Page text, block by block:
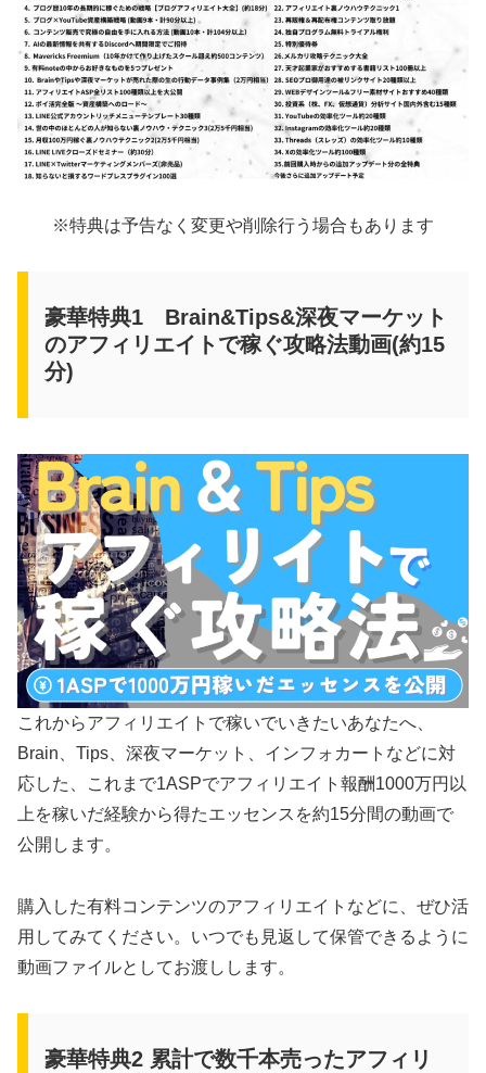
※特典は予告なく変更や削除行う場合もあります
豪華特典1 Brain&Tips&深夜マーケット
のアフィリエイトで稼ぐ攻略法動画(約15
分)
これからアフィリエイトで稼いでいきたいあなたへ、
Brain、Tips、深夜マーケット、インフォカートなどに対
応した、これまで1ASPでアフィリエイト報酬1000万円以
上を稼いだ経験から得たエッセンスを約15分間の動画で
公開します。
購入した有料コンテンツのアフィリエイトなどに、ぜひ活
用してみてください。いつでも見返して保管できるように
動画ファイルとしてお渡しします。
豪華特典2 累計で数千本売ったアフィリ